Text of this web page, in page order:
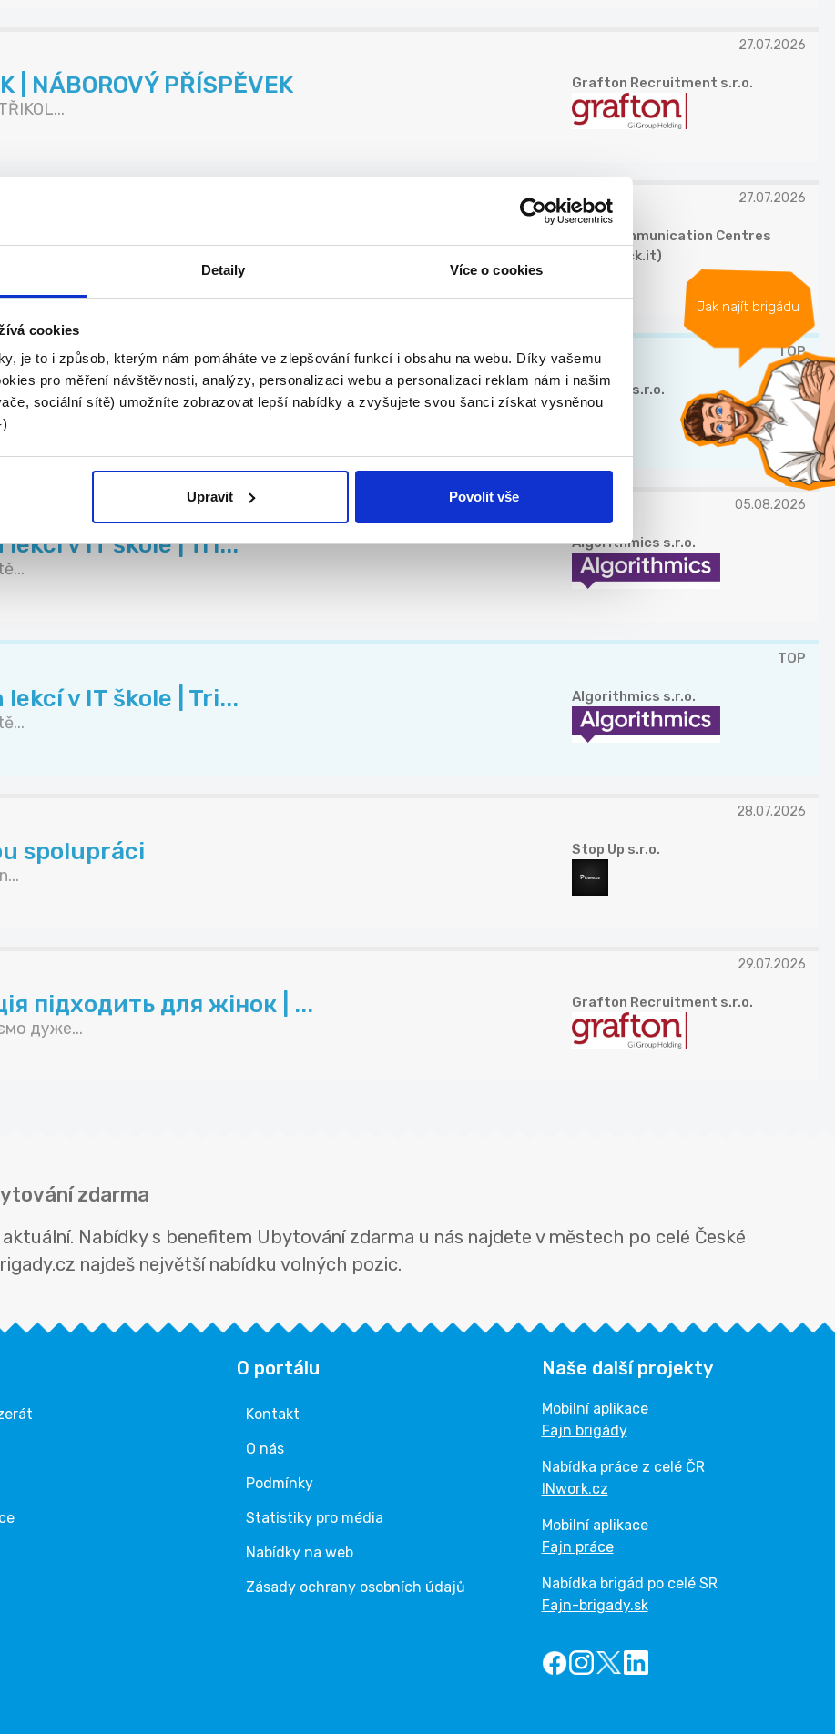
Detaily Více o cookies
cookies
je to i způsob, kterým nám pomáháte ve zlepšování funkcí i obsahu na webu. Díky vašemu
pro měření návštěvnosti, analýzy, personalizaci webu a personalizaci reklam nám i našim
sociální sítě) umožníte zobrazovat lepší nabídky a zvyšujete svou šanci získat vysněnou
Upravit Povolit vše
Jak najít brigádu
27.07.2026
| NÁBOROVÝ PŘÍSPĚVEK Grafton Recruitment s.r.o.
27.07.2026
Solutions wi...
ICON Communication Centres
(Jobstack.it)
TOP
Ormicos s.r.o.
05.08.2026
v IT škole | Tri... Algorithmics s.r.o.
TOP
v IT škole | Tri... Algorithmics s.r.o.
28.07.2026
spolupráci Stop Up s.r.o.
29.07.2026
підходить для жінок | ...
дуже...
Grafton Recruitment s.r.o.
zdarma
Nabídky s benefitem Ubytování zdarma u nás najdete v městech po celé České
najdeš největší nabídku volných pozic.
O portálu
Kontakt
O nás
Podmínky
Statistiky pro média
Nabídky na web
Zásady ochrany osobních údajů
Naše další projekty
Mobilní aplikace
Fajn brigády
Nabídka práce z celé ČR
INwork.cz
Mobilní aplikace
Fajn práce
Nabídka brigád po celé SR
Fajn-brigady.sk